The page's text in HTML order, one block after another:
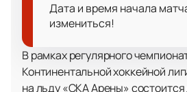
Дата и время начала
измениться!
В рамках регулярного
Континентальной хоккейной
на льду «СКА Арены»